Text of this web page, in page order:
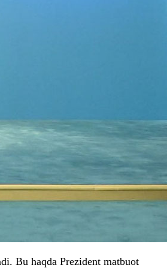
Bu haqda Prezident matbuot